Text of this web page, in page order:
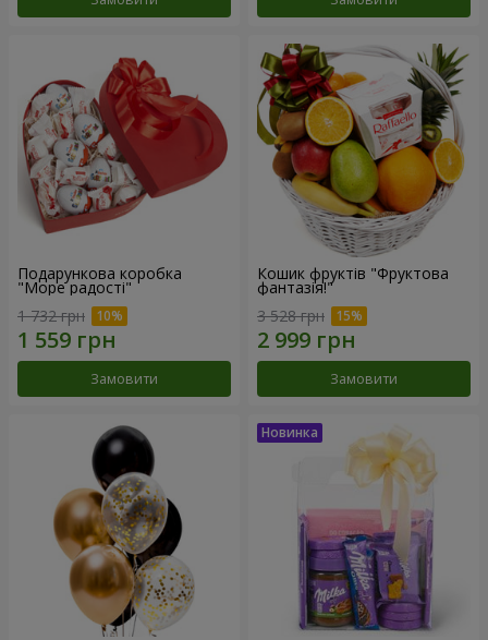
Подарункова коробка
"Море радості"
1 732 грн
Замовити
Кошик фруктів "Фруктова
фантазія!"
3 528 грн
Замовити